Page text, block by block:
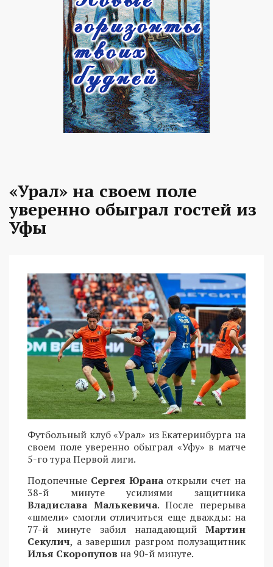
«Урал» на своем поле
уверенно обыграл гостей из
Уфы
Футбольный клуб «Урал» из Екатеринбурга на
своем поле уверенно обыграл «Уфу» в матче
5-го тура Первой лиги.
Подопечные Сергея Юрана открыли счет на
38-й минуте усилиями защитника
Владислава Малькевича. После перерыва
«шмели» смогли отличиться еще дважды: на
77-й минуте забил нападающий Мартин
Секулич, а завершил разгром полузащитник
Илья Скоропупов на 90-й минуте.